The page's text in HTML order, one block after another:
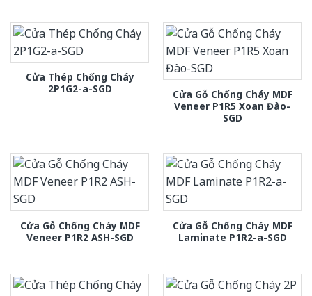
Cửa Thép Chống Cháy
2P1G2-a-SGD
Cửa Gỗ Chống Cháy MDF
Veneer P1R5 Xoan Đào-
SGD
Cửa Gỗ Chống Cháy MDF
Veneer P1R2 ASH-SGD
Cửa Gỗ Chống Cháy MDF
Laminate P1R2-a-SGD